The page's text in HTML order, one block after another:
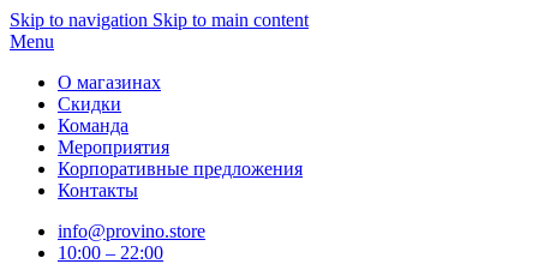
Skip to navigation Skip to main content
Menu
О магазинах
Скидки
Команда
Мероприятия
Корпоративные предложения
Контакты
info@provino.store
10:00 – 22:00